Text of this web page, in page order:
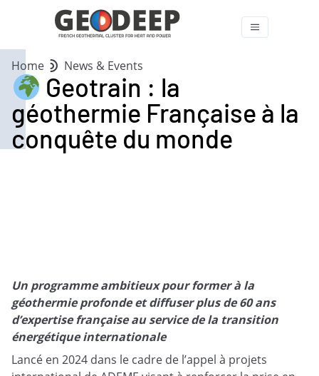
Home News & Events
Geotrain : la
géothermie Française à la
conquête du monde
Un programme ambitieux pour former à la
géothermie profonde et diffuser plus de 60 ans
d’expertise française au service de la transition
énergétique internationale
Lancé en 2024 dans le cadre de l’appel à projets